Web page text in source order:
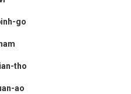
go
tho
ao